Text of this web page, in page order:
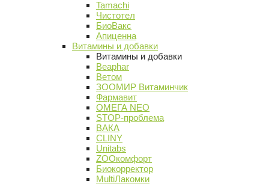
Tamachi
Чистотел
БиоВакс
Апиценна
Витамины и добавки
Витамины и добавки
Beaphar
Ветом
ЗООМИР Витаминчик
Фармавит
ОМЕГА NEO
STOP-проблема
ВАКА
CLINY
Unitabs
ZOOкомфорт
Биокорректор
MultiЛакомки